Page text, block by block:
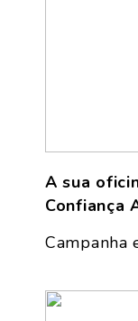
A sua
Confiança
Campanha